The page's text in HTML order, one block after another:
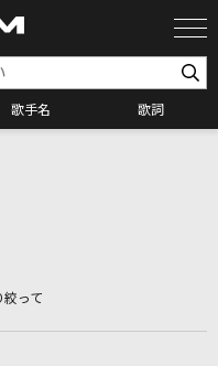
歌手名 歌詞
って